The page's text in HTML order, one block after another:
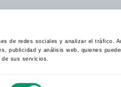
de redes sociales y analizar el tráfico.
publicidad y análisis web, quienes
de sus servicios.